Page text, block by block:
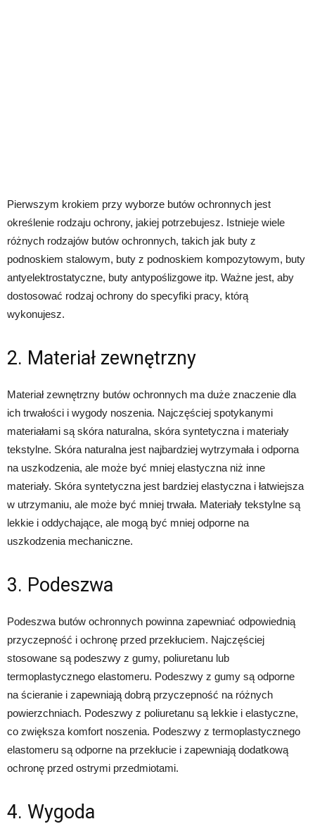
Pierwszym krokiem przy wyborze butów ochronnych jest
określenie rodzaju ochrony, jakiej potrzebujesz. Istnieje wiele
różnych rodzajów butów ochronnych, takich jak buty z
podnoskiem stalowym, buty z podnoskiem kompozytowym, buty
antyelektrostatyczne, buty antypoślizgowe itp. Ważne jest, aby
dostosować rodzaj ochrony do specyfiki pracy, którą
wykonujesz.
2. Materiał zewnętrzny
Materiał zewnętrzny butów ochronnych ma duże znaczenie dla
ich trwałości i wygody noszenia. Najczęściej spotykanymi
materiałami są skóra naturalna, skóra syntetyczna i materiały
tekstylne. Skóra naturalna jest najbardziej wytrzymała i odporna
na uszkodzenia, ale może być mniej elastyczna niż inne
materiały. Skóra syntetyczna jest bardziej elastyczna i łatwiejsza
w utrzymaniu, ale może być mniej trwała. Materiały tekstylne są
lekkie i oddychające, ale mogą być mniej odporne na
uszkodzenia mechaniczne.
3. Podeszwa
Podeszwa butów ochronnych powinna zapewniać odpowiednią
przyczepność i ochronę przed przekłuciem. Najczęściej
stosowane są podeszwy z gumy, poliuretanu lub
termoplastycznego elastomeru. Podeszwy z gumy są odporne
na ścieranie i zapewniają dobrą przyczepność na różnych
powierzchniach. Podeszwy z poliuretanu są lekkie i elastyczne,
co zwiększa komfort noszenia. Podeszwy z termoplastycznego
elastomeru są odporne na przekłucie i zapewniają dodatkową
ochronę przed ostrymi przedmiotami.
4. Wygoda